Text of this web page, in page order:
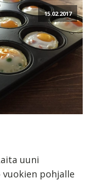
15.02.2017
uuni
vuokien pohjalle